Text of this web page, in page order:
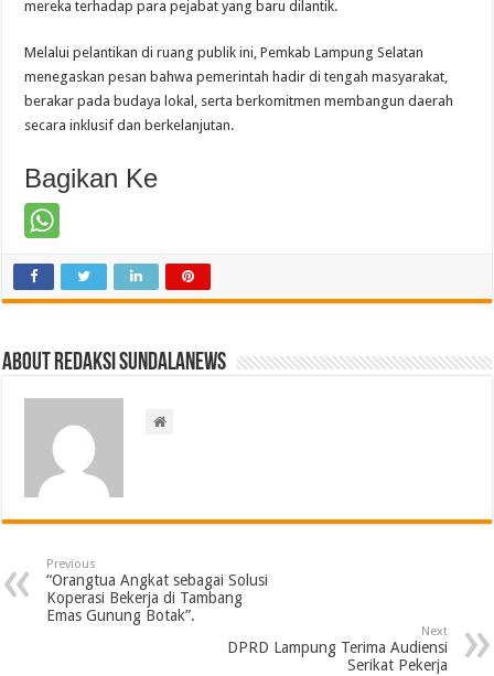
mereka terhadap para pejabat yang baru dilantik.
Melalui pelantikan di ruang publik ini, Pemkab Lampung Selatan
menegaskan pesan bahwa pemerintah hadir di tengah masyarakat,
berakar pada budaya lokal, serta berkomitmen membangun daerah
secara inklusif dan berkelanjutan.
Bagikan Ke
About Redaksi Sundalanews
Previous
“Orangtua Angkat sebagai Solusi
Koperasi Bekerja di Tambang
Emas Gunung Botak”.
Next
DPRD Lampung Terima Audiensi
Serikat Pekerja